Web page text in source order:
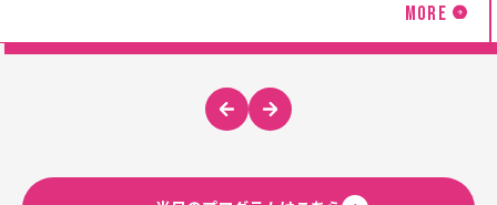
MORE